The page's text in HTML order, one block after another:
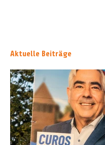
Aktuelle Beiträge